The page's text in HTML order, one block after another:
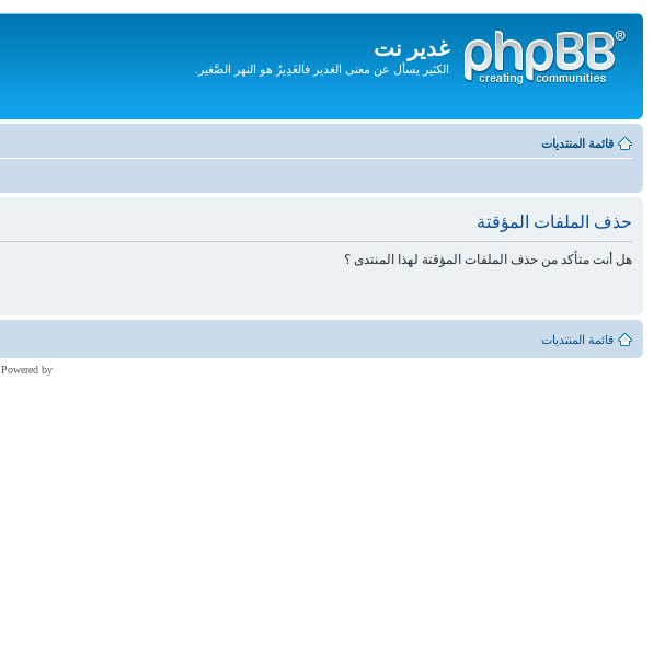
غدير نت
الكثير يسأل عن معنى الغدير فالغَدِيرُ هو النهر الصَّغير.
المحتويات
قائمة المنتديات
حذف الملفات المؤقتة
هل أنت متأكد من حذف الملفات المؤقتة لهذا المنتدى ؟
قائمة المنتديات
Powered by